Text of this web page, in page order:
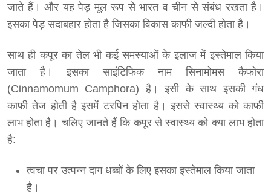
जाते हैं। और यह पेड़ मूल रूप से भारत व चीन से संबंध रखता है।
इसका पेड़ सदाबहार होता है जिसका विकास काफी जल्दी होता है।
साथ ही कपूर का तेल भी कई समस्याओं के इलाज में इस्तेमाल किया
जाता है। इसका साइंटिफिक नाम सिनामोमस कैफोरा
(Cinnamomum Camphora) है। इसी के साथ इसकी गंध
काफी तेज होती है इसमें टरपिन होता है। इससे स्वास्थ्य को काफी
लाभ होता है। चलिए जानते हैं कि कपूर से स्वास्थ्य को क्या लाभ होता
है:
त्वचा पर उत्पन्न दाग धब्बों के लिए इसका इस्तेमाल किया जाता
है।